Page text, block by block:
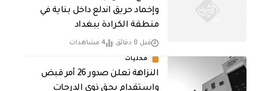
وإخماد حريق اندلع داخل بناية في
منطقة الكرادة ببغداد
قبل 8 دقائق 4 مشاهدات
محليات
النزاهة تعلن صدور 26 أمر قبض
واستقدام بحق ذوي الدرجات